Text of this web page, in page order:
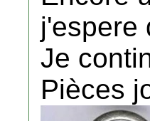
j'espere
Je
Pièces